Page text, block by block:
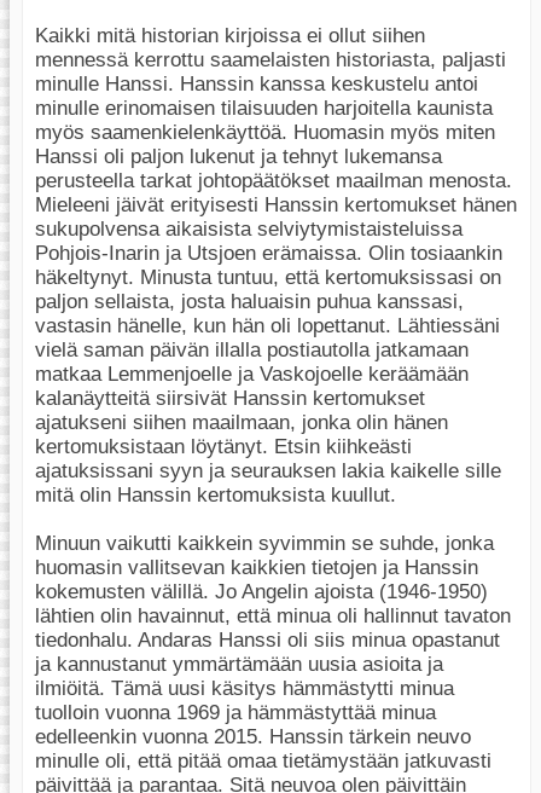
Kaikki mitä historian kirjoissa ei ollut siihen
mennessä kerrottu saamelaisten historiasta, paljasti
minulle Hanssi. Hanssin kanssa keskustelu antoi
minulle erinomaisen tilaisuuden harjoitella kaunista
myös saamenkielenkäyttöä. Huomasin myös miten
Hanssi oli paljon lukenut ja tehnyt lukemansa
perusteella tarkat johtopäätökset maailman menosta.
Mieleeni jäivät erityisesti Hanssin kertomukset hänen
sukupolvensa aikaisista selviytymistaisteluissa
Pohjois-Inarin ja Utsjoen erämaissa. Olin tosiaankin
häkeltynyt. Minusta tuntuu, että kertomuksissasi on
paljon sellaista, josta haluaisin puhua kanssasi,
vastasin hänelle, kun hän oli lopettanut. Lähtiessäni
vielä saman päivän illalla postiautolla jatkamaan
matkaa Lemmenjoelle ja Vaskojoelle keräämään
kalanäytteitä siirsivät Hanssin kertomukset
ajatukseni siihen maailmaan, jonka olin hänen
kertomuksistaan löytänyt. Etsin kiihkeästi
ajatuksissani syyn ja seurauksen lakia kaikelle sille
mitä olin Hanssin kertomuksista kuullut.
Minuun vaikutti kaikkein syvimmin se suhde, jonka
huomasin vallitsevan kaikkien tietojen ja Hanssin
kokemusten välillä. Jo Angelin ajoista (1946-1950)
lähtien olin havainnut, että minua oli hallinnut tavaton
tiedonhalu. Andaras Hanssi oli siis minua opastanut
ja kannustanut ymmärtämään uusia asioita ja
ilmiöitä. Tämä uusi käsitys hämmästytti minua
tuolloin vuonna 1969 ja hämmästyttää minua
edelleenkin vuonna 2015. Hanssin tärkein neuvo
minulle oli, että pitää omaa tietämystään jatkuvasti
päivittää ja parantaa. Sitä neuvoa olen päivittäin